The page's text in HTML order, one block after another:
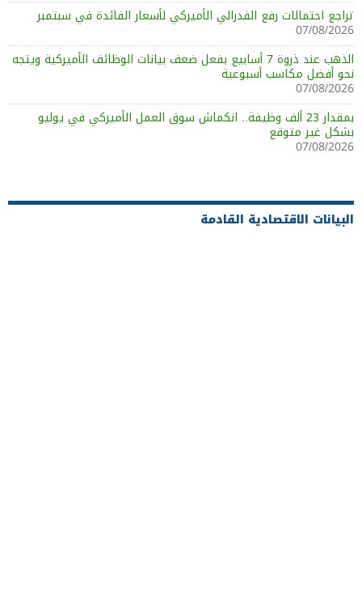
تراجع احتمالات رفع الفدرالي الأميركي لأسعار الفائدة في سبتمبر
07/08/2026
الذهب عند ذروة 7 أسابيع بفعل ضعف بيانات الوظائف الأميركية ويتجه
نحو أفضل مكاسب أسبوعية
07/08/2026
بمقدار 23 ألف وظيفة.. انكماش سوق العمل الأميركي في يوليو
بشكل غير متوقع
07/08/2026
البيانات الاقتصادية القادمة